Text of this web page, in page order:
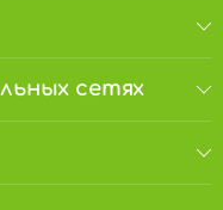
сетях